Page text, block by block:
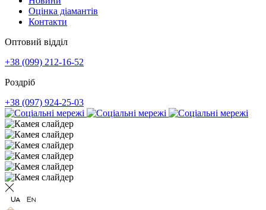
Оцінка діамантів
Контакти
Оптовий відділ
+38 (099) 212-16-52
Роздріб
+38 (097) 924-25-03